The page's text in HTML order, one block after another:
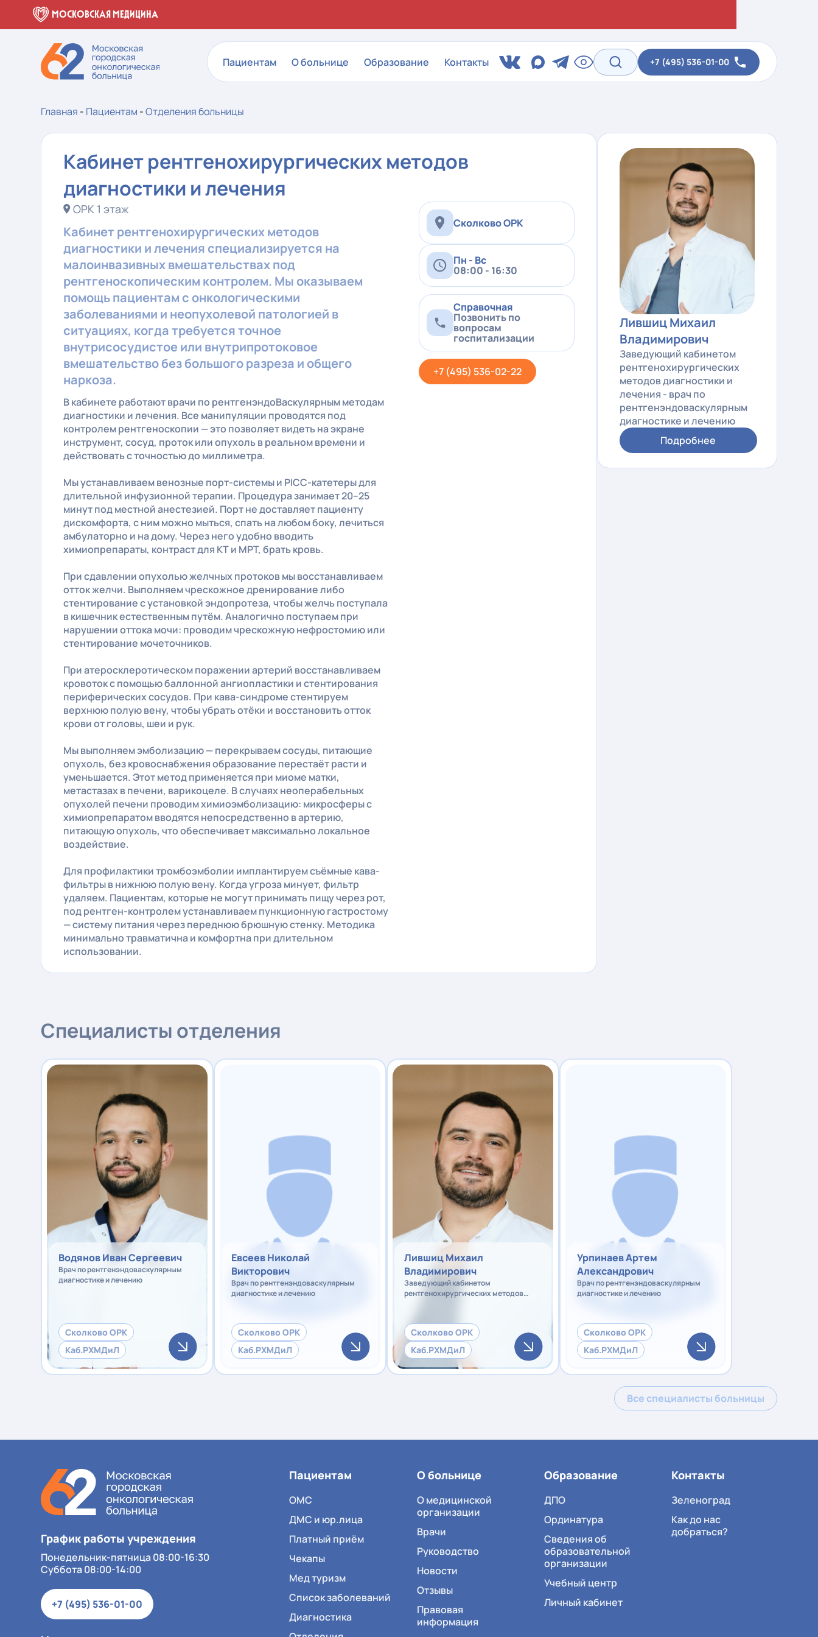
МОСКОВСКАЯ МЕДИЦИНА
Пациентам О больнице Образование Контакты +7 (495) 536-01-00
Главная - Пациентам -Отделения больницы
Кабинет рентгенохирургических методов
диагностики и лечения
ОРК 1 этаж
Кабинет рентгенохирургических методов
диагностики и лечения специализируется на
малоинвазивных вмешательствах под
рентгеноскопическим контролем. Мы оказываем
помощь пациентам с онкологическими
заболеваниями и неопухолевой патологией в
ситуациях, когда требуется точное
внутрисосудистое или внутрипротоковое
вмешательство без большого разреза и общего
наркоза.
В кабинете работают врачи по рентгенэндоВаскулярным методам
диагностики и лечения. Все манипуляции проводятся под
контролем рентгеноскопии — это позволяет видеть на экране
инструмент, сосуд, проток или опухоль в реальном времени и
действовать с точностью до миллиметра.
Мы устанавливаем венозные порт-системы и PICC-катетеры для
длительной инфузионной терапии. Процедура занимает 20–25
минут под местной анестезией. Порт не доставляет пациенту
дискомфорта, с ним можно мыться, спать на любом боку, лечиться
амбулаторно и на дому. Через него удобно вводить
химиопрепараты, контраст для КТ и МРТ, брать кровь.
При сдавлении опухолью желчных протоков мы восстанавливаем
отток желчи. Выполняем чрескожное дренирование либо
стентирование с установкой эндопротеза, чтобы желчь поступала
в кишечник естественным путём. Аналогично поступаем при
нарушении оттока мочи: проводим чрескожную нефростомию или
стентирование мочеточников.
При атеросклеротическом поражении артерий восстанавливаем
кровоток с помощью баллонной ангиопластики и стентирования
периферических сосудов. При кава-синдроме стентируем
верхнюю полую вену, чтобы убрать отёки и восстановить отток
крови от головы, шеи и рук.
Мы выполняем эмболизацию — перекрываем сосуды, питающие
опухоль, без кровоснабжения образование перестаёт расти и
уменьшается. Этот метод применяется при миоме матки,
метастазах в печени, варикоцеле. В случаях неоперабельных
опухолей печени проводим химиоэмболизацию: микросферы с
химиопрепаратом вводятся непосредственно в артерию,
питающую опухоль, что обеспечивает максимально локальное
воздействие.
Для профилактики тромбоэмболии имплантируем съёмные кава-
фильтры в нижнюю полую вену. Когда угроза минует, фильтр
удаляем. Пациентам, которые не могут принимать пищу через рот,
под рентген-контролем устанавливаем пункционную гастростому
— систему питания через переднюю брюшную стенку. Методика
минимально травматична и комфортна при длительном
использовании.
Сколково ОРК
Пн - Вс
08:00 - 16:30
Справочная
Позвонить по
вопросам
госпитализации
+7 (495) 536-02-22
Лившиц Михаил
Владимирович
Заведующий кабинетом
рентгенохирургических
методов диагностики и
лечения - врач по
рентгенэндоваскулярным
диагностике и лечению
Подробнее
Специалисты отделения
Водянов Иван Сергеевич
Врач по рентгенэндоваскулярным
диагностике и лечению
Сколково ОРК
Каб.РХМДиЛ
Евсеев Николай
Викторович
Врач по рентгенэндоваскулярным
диагностике и лечению
Сколково ОРК
Каб.РХМДиЛ
Лившиц Михаил
Владимирович
Заведующий кабинетом
рентгенохирургических методов
диагностике и лечению
Сколково ОРК
Каб.РХМДиЛ
Урпинаев Артем
Александрович
Врач по рентгенэндоваскулярным
диагностике и лечению
Сколково ОРК
Каб.РХМДиЛ
Все специалисты больницы
График работы учреждения
Понедельник-пятница 08:00-16:30
Суббота 08:00-14:00
+7 (495) 536-01-00
Пациентам
ОМС
ДМС и юр.лица
Платный приём
Чекапы
Мед туризм
Список заболеваний
Диагностика
О больнице
О медицинской
организации
Врачи
Руководство
Новости
Отзывы
Правовая
информация
Образование
ДПО
Ординатура
Сведения об
образовательной
организации
Учебный центр
Личный кабинет
Контакты
Зеленоград
Как до нас
добраться?